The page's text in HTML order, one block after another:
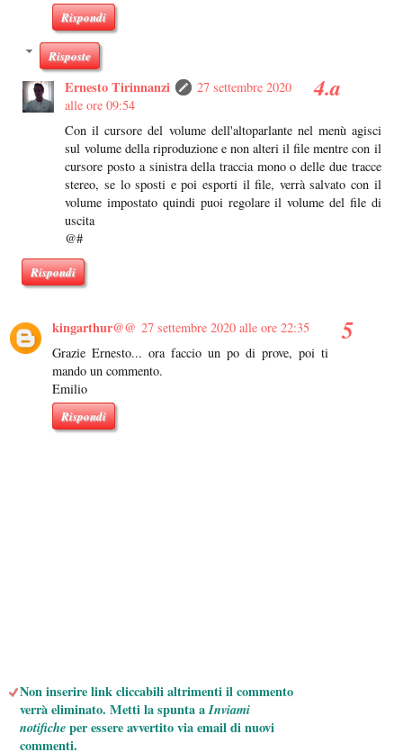
Rispondi
Risposte
Ernesto Tirinnanzi
27 settembre 2020
alle ore 09:54
Con il cursore del volume dell'altoparlante nel menù agisci
sul volume della riproduzione e non alteri il file mentre con il
cursore posto a sinistra della traccia mono o delle due tracce
stereo, se lo sposti e poi esporti il file, verrà salvato con il
volume impostato quindi puoi regolare il volume del file di
uscita
@#
Rispondi
kingarthur@@ 27 settembre 2020 alle ore 22:35
Grazie Ernesto... ora faccio un po di prove, poi ti
mando un commento.
Emilio
Rispondi
Non inserire link cliccabili altrimenti il commento
verrà eliminato. Metti la spunta aInviami
notificheper essere avvertito via email di nuovi
commenti.